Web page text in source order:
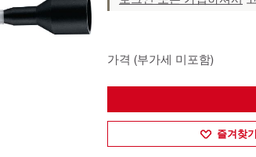
가격 (부가세 미포함)
즐겨찾